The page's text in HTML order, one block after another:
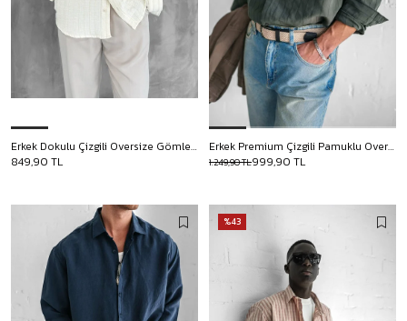
Erkek Dokulu Çizgili Oversize Gömlek Bej
849,90 TL
Erkek Premium Çizgili Pamuklu Oversize Gömlek Haki Yeşil
999,90 TL
1.249,90 TL
%43